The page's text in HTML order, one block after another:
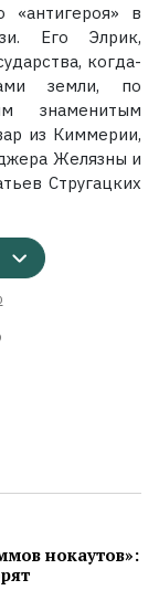
«антигероя» в
Его Элрик,
когда-
земли, по
знаменитым
из Киммерии,
Желязны и
Стругацких
нокаутов»: